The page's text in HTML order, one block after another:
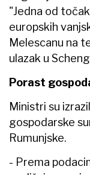
"Jedna od
europskih
Melescanu na
ulazak u
Porast
Ministri su
gospodarske
Rumunjske.
- Prema